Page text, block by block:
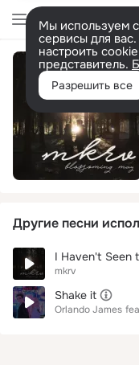
Мы используем
сервисы для
настроить
представитель.
Разрешить все
Другие песни
I Haven't Seen
mkrv
Shake it
Orlando James